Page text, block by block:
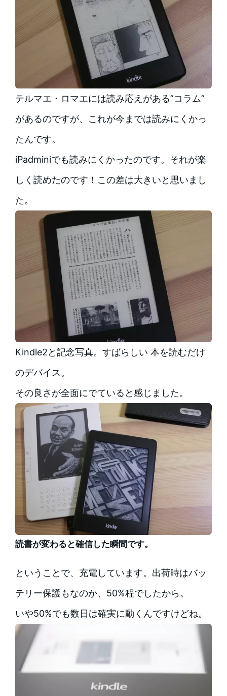
テルマエ・ロマエには読み応えがある”コラム”
があるのですが、これが今までは読みにくかっ
たんです。
iPadminiでも読みにくかったのです。それが楽
しく読めたのです！この差は大きいと思いまし
た。
Kindle2と記念写真。すばらしい 本を読むだけ
のデバイス。
その良さが全面にでていると感じました。
読書が変わると確信した瞬間です。
ということで、充電しています。出荷時はバッ
テリー保護もなのか、50%程でしたから。
いや50%でも数日は確実に動くんですけどね。